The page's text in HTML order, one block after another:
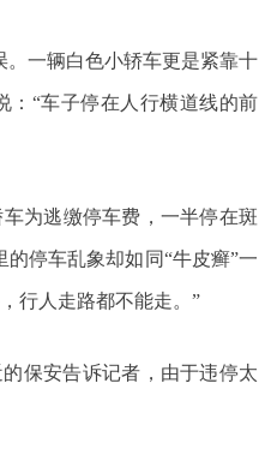
。一辆白色小轿车更是紧靠十
：“车子停在人行横道线的前
为逃缴停车费，一半停在斑
停车乱象却如同“牛皮癣”一
行人走路都不能走。”
保安告诉记者，由于违停太